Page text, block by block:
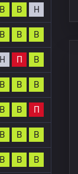
В В Н
В В В
Н П В
В В В
В В П
В В В
В В В